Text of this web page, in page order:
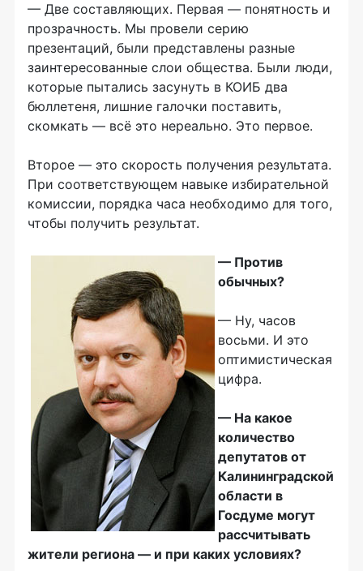
— Две составляющих. Первая — понятность и
прозрачность. Мы провели серию
презентаций, были представлены разные
заинтересованные слои общества. Были люди,
которые пытались засунуть в КОИБ два
бюллетеня, лишние галочки поставить,
скомкать — всё это нереально. Это первое.
Второе — это скорость получения результата.
При соответствующем навыке избирательной
комиссии, порядка часа необходимо для того,
чтобы получить результат.
— Против
обычных?
— Ну, часов
восьми. И это
оптимистическая
цифра.
— На какое
количество
депутатов от
Калининградской
области в
Госдуме могут
рассчитывать
жители региона — и при каких условиях?